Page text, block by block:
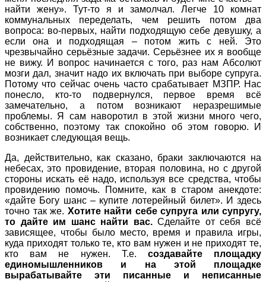
найти жену». Тут-то я и замолчал. Легче 10 комнат
коммунальных переделать, чем решить потом два
вопроса: во-первых, найти подходящую себе девушку, а
если она и подходящая – потом жить с ней. Это
чрезвычайно серьёзные задачи. Серьёзнее их я вообще
не вижу. И вопрос начинается с того, раз нам Абсолют
мозги дал, значит надо их включать при выборе супруга.
Потому что сейчас очень часто срабатывает МЗПР. Нас
понесло, кто-то подвернулся, первое время всё
замечательно, а потом возникают неразрешимые
проблемы. Я сам наворотил в этой жизни много чего,
собственно, поэтому так спокойно об этом говорю. И
возникает следующая вещь.
Да, действительно, как сказано, браки заключаются на
небесах, это провидение, вторая половина, но с другой
стороны искать её надо, используя все средства, чтобы
провидению помочь. Помните, как в старом анекдоте:
«дайте Богу шанс – купите лотерейный билет». И здесь
точно так же. Хотите найти себе супруга или супругу,
то дайте им шанс найти вас.Сделайте от себя всё
зависящее, чтобы было место, время и правила игры,
куда приходят только те, кто вам нужен и не приходят те,
кто вам не нужен. Т.е. создавайте площадку
единомышленников и на этой площадке
вырабатывайте эти писанные и неписанные